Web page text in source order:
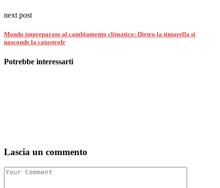
next post
Mondo impreparato al cambiamento climatico: Dietro la tintarella si
nasconde la catastrofe
Potrebbe interessarti
Lascia un commento